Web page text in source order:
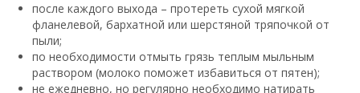
после каждого выхода – протереть сухой мягкой
фланелевой, бархатной или шерстяной тряпочкой от
пыли;
по необходимости отмыть грязь теплым мыльным
раствором (молоко поможет избавиться от пятен);
не ежедневно, но регулярно необходимо натирать